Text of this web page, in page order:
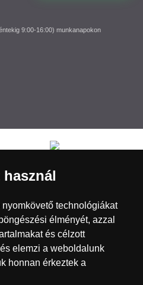
9:00-16:00) munkanapokon
technológiákat
élményét, azzal
és célzott
elemzi a weboldalunk
honnan érkeztek a